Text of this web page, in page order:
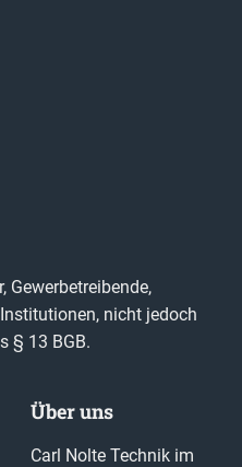
Gewerbetreibende,
nicht jedoch
§ 13 BGB.
Über uns
Carl Nolte Technik im